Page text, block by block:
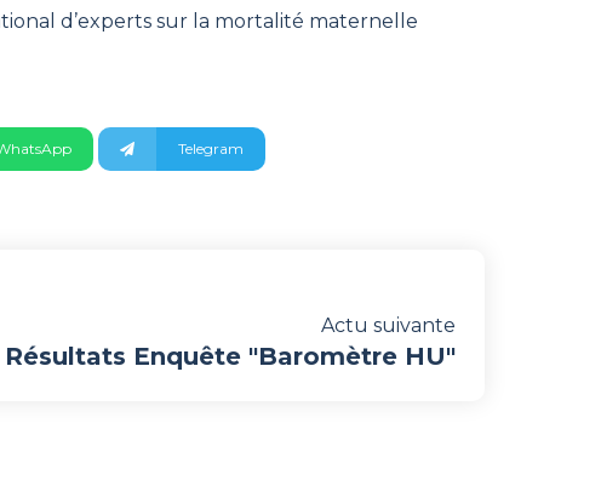
d’experts sur la mortalité maternelle
Telegram
Actu suivante
Résultats Enquête "Baromètre HU"